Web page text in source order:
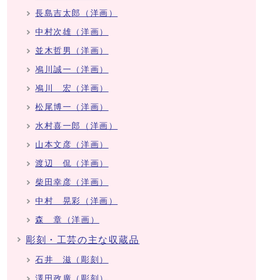
長島吉太郎（洋画）
中村次雄（洋画）
並木哲男（洋画）
鳰川誠一（洋画）
鳰川 宏（洋画）
松尾博一（洋画）
水村喜一郎（洋画）
山本文彦（洋画）
渡辺 侃（洋画）
柴田幸彦（洋画）
中村 晃彩（洋画）
森 章（洋画）
彫刻・工芸の主な収蔵品
石井 滋（彫刻）